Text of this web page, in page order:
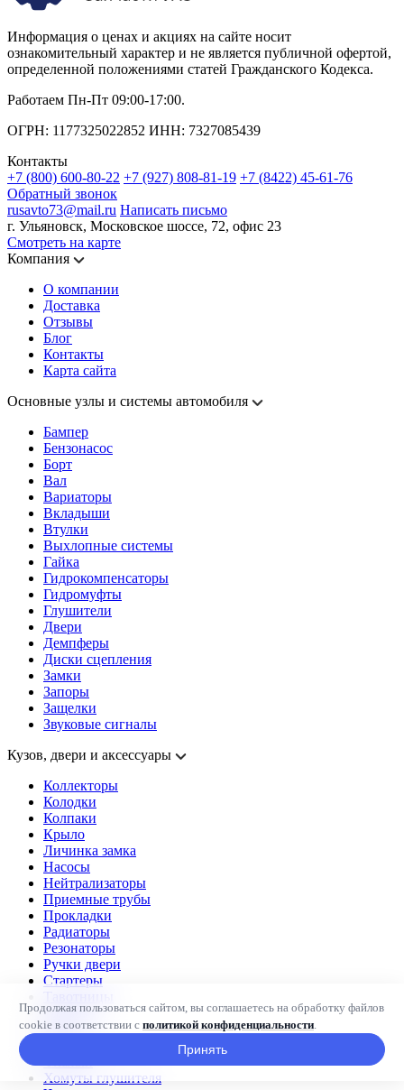
Информация о ценах и акциях на сайте носит
ознакомительный характер и не является публичной офертой,
определенной положениями статей Гражданского Кодекса.
Работаем Пн-Пт 09:00-17:00.
ОГРН: 1177325022852 ИНН: 7327085439
Контакты
+7 (800) 600-80-22 +7 (927) 808-81-19 +7 (8422) 45-61-76
Обратный звонок
rusavto73@mail.ru Написать письмо
г. Ульяновск, Московское шоссе, 72, офис 23
Смотреть на карте
Компания
О компании
Доставка
Отзывы
Блог
Контакты
Карта сайта
Основные узлы и системы автомобиля
Бампер
Бензонасос
Борт
Вал
Вариаторы
Вкладыши
Втулки
Выхлопные системы
Гайка
Гидрокомпенсаторы
Гидромуфты
Глушители
Двери
Демпферы
Диски сцепления
Замки
Запоры
Защелки
Звуковые сигналы
Кузов, двери и аксессуары
Коллекторы
Колодки
Колпаки
Крыло
Личинка замка
Насосы
Нейтрализаторы
Приемные трубы
Прокладки
Радиаторы
Резонаторы
Ручки двери
Стартеры
Тормоза
Фары
Хомуты глушителя
Продолжая пользоваться сайтом, вы соглашаетесь на обработку файлов
cookie в соответствии с политикой конфиденциальности.
Принять